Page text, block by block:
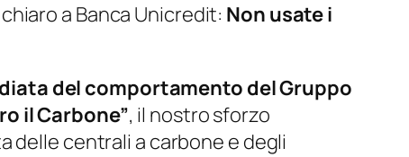
a Banca Unicredit: Non usate i
del comportamento del Gruppo
il Carbone”, il nostro sforzo
delle centrali a carbone e degli